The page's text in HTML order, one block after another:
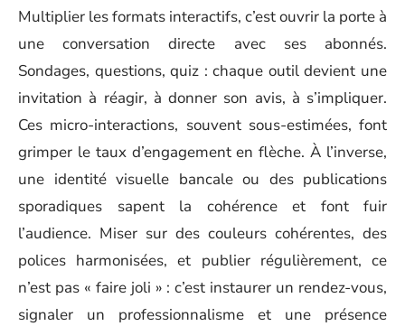
Multiplier les formats interactifs, c’est ouvrir la porte à
une conversation directe avec ses abonnés.
Sondages, questions, quiz : chaque outil devient une
invitation à réagir, à donner son avis, à s’impliquer.
Ces micro-interactions, souvent sous-estimées, font
grimper le taux d’engagement en flèche. À l’inverse,
une identité visuelle bancale ou des publications
sporadiques sapent la cohérence et font fuir
l’audience. Miser sur des couleurs cohérentes, des
polices harmonisées, et publier régulièrement, ce
n’est pas « faire joli » : c’est instaurer un rendez-vous,
signaler un professionnalisme et une présence